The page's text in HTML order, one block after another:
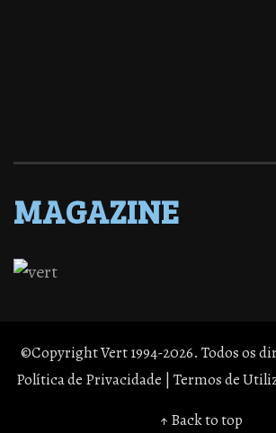
MAGAZINE
©Copyright Vert 1994-2026. Todos os
Política de Privacidade | Termos de
↑ Back to top